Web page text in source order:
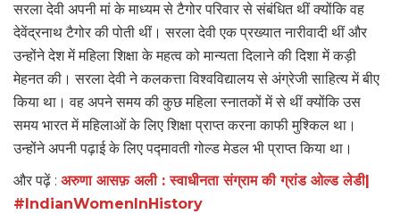
सरला देवी अपनी मां के माध्यम से टैगोर परिवार से संबंधित थीं क्योंकि वह
देवेंद्रनाथ टैगोर की पोती थीं। सरला देवी एक प्रख्यात नारीवादी थीं और
उन्होंने देश में महिला शिक्षा के महत्व को मान्यता दिलाने की दिशा में कड़ी
मेहनत की। सरला देवी ने कलकत्ता विश्वविद्यालय से अंग्रेजी साहित्य में बीए
किया था। वह अपने समय की कुछ महिला स्नातकों में से थीं क्योंकि उस
समय भारत में महिलाओं के लिए शिक्षा प्राप्त करना काफी मुश्किल था।
उन्होंने अपनी पढ़ाई के लिए पद्मावती गोल्ड मेडल भी प्राप्त किया था।
और पढ़ें : अरुणा आसफ़ अली : स्वाधीनता संग्राम की ग्रांड ओल्ड लेडी|
#IndianWomenInHistory